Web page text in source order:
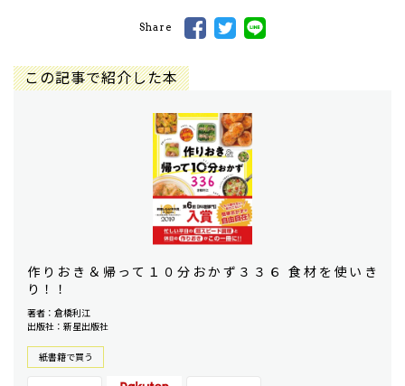
Share
この記事で紹介した本
作りおき＆帰って１０分おかず３３６ 食材を使いき
り！！
著者：倉橋利江
出版社：新星出版社
紙書籍で買う